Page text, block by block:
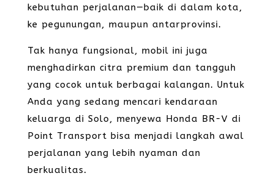
kebutuhan perjalanan—baik di dalam kota,
ke pegunungan, maupun antarprovinsi.
Tak hanya fungsional, mobil ini juga
menghadirkan citra premium dan tangguh
yang cocok untuk berbagai kalangan. Untuk
Anda yang sedang mencari kendaraan
keluarga di Solo, menyewa Honda BR-V di
Point Transport bisa menjadi langkah awal
perjalanan yang lebih nyaman dan
berkualitas.